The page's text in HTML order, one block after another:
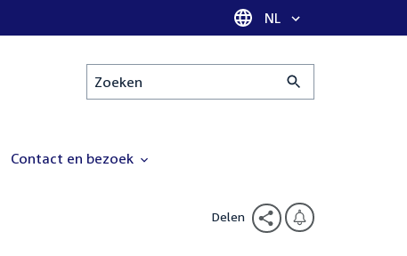
Taal selectie
NL
Zoeken
Contact en bezoek
Delen